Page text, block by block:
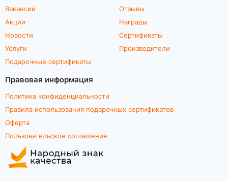
Вакансии
Акции
Новости
Услуги
Подарочные сертификаты
Отзывы
Награды
Сертификаты
Производители
Правовая информация
Политика конфиденциальности
Правила использования подарочных сертификатов
Оферта
Пользовательское соглашение